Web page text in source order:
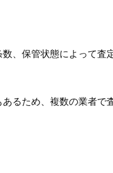
、保管状態によって
るため、複数の業者で